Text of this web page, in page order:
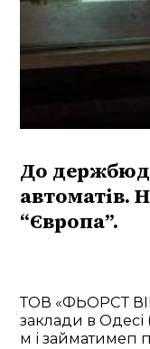
До
автоматів.
“Європа”.
ТОВ «ФЬОРСТ
заклади в
м і займатимеп